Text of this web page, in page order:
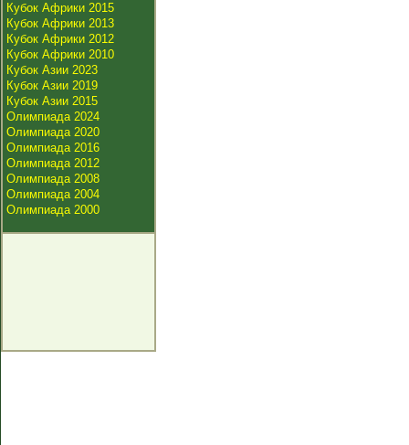
Кубок Африки 2015
Кубок Африки 2013
Кубок Африки 2012
Кубок Африки 2010
Кубок Азии 2023
Кубок Азии 2019
Кубок Азии 2015
Олимпиада 2024
Олимпиада 2020
Олимпиада 2016
Олимпиада 2012
Олимпиада 2008
Олимпиада 2004
Олимпиада 2000